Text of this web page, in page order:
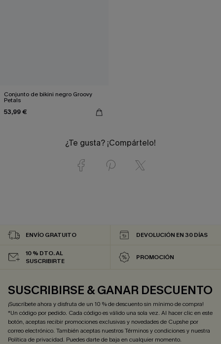
Conjunto de bikini negro Groovy
Petals
53,99 €
¿Te gusta? ¡Compártelo!
ENVÍO GRATUITO DEVOLUCIÓN EN 30 DÍAS
10 % DTO. AL
SUSCRIBIRTE
PROMOCIÓN
SUSCRIBIRSE & GANAR DESCUENTO
¡Suscríbete ahora y disfruta de un 10 % de descuento sin mínimo de compra!
*Un código por pedido. Cada código es válido una sola vez. Al hacer clic en este
botón, aceptas recibir promociones exclusivas y novedades de Cupshe por
correo electrónico. También aceptas nuestrosTérminos y condicionesy nuestra
Política de privacidad. Puedes darte de baja en cualquier momento.